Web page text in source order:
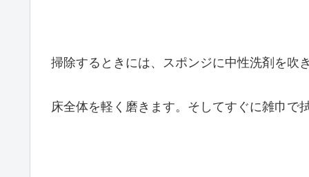
掃除するときには、スポンジに中性洗剤を吹
床全体を軽く磨きます。そしてすぐに雑巾で